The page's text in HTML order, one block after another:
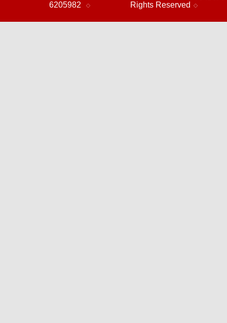
6205982
Rights Reserved